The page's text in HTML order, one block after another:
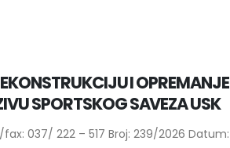
I OPREMANJE
SPORTSKOG SAVEZA USK
fax: 037/ 222 – 517 Broj: 239/2026 Datum: